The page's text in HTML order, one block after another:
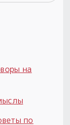
на
по